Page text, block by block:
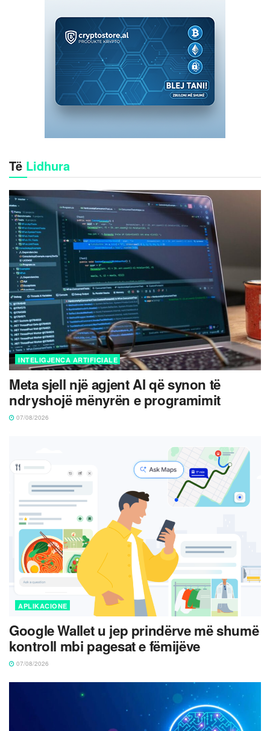
Të Lidhura
INTELIGJENCA ARTIFICIALE
Meta sjell një agjent AI që synon të
ndryshojë mënyrën e programimit
07/08/2026
APLIKACIONE
Google Wallet u jep prindërve më shumë
kontroll mbi pagesat e fëmijëve
07/08/2026